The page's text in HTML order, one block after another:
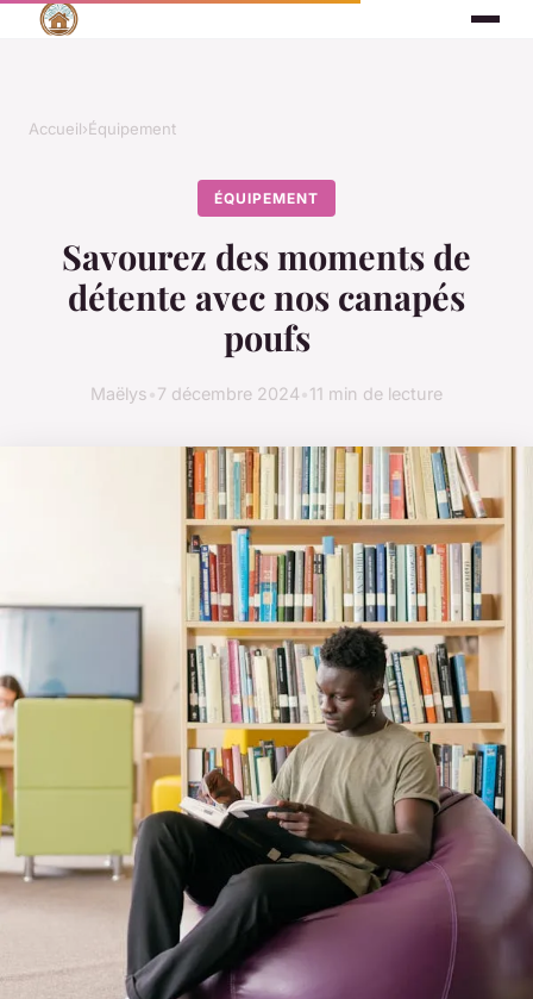
Accueil›Équipement
ÉQUIPEMENT
Savourez des moments de
détente avec nos canapés
poufs
Maëlys 7 décembre 2024 11 min de lecture